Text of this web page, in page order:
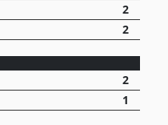
2
2
2
1